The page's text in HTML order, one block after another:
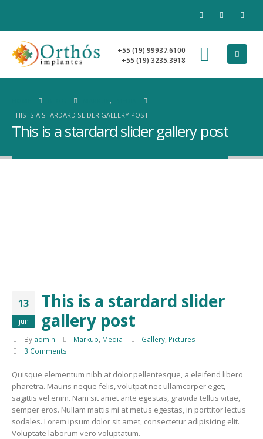
+55 (19) 99937.6100
+55 (19) 3235.3918
,
THIS IS A STARDARD SLIDER GALLERY POST
This is a stardard slider gallery post
13
jun
This is a stardard slider
gallery post
By admin Markup Media Gallery Pictures
3 Comments
Quisque elementum nibh at dolor pellentesque, a eleifend libero
pharetra. Mauris neque felis, volutpat nec ullamcorper eget,
sagittis vel enim. Nam sit amet ante egestas, gravida tellus vitae,
semper eros. Nullam mattis mi at metus egestas, in porttitor lectus
sodales. Lorem ipsum dolor sit amet, consectetur adipisicing elit.
Voluptate laborum vero voluptatum.